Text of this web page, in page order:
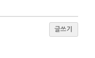
글쓰기